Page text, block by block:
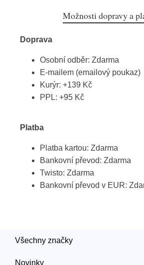
Možnosti dopravy a
Doprava
Osobní odběr: Zdarma
E-mailem (emailový poukaz)
Kurýr: +139 Kč
PPL: +95 Kč
Platba
Platba kartou: Zdarma
Bankovní převod: Zdarma
Twisto: Zdarma
Bankovní převod v EUR:
Všechny značky
Novinky